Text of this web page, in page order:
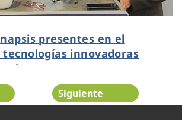
presentes en el
innovadoras
Day
Siguiente